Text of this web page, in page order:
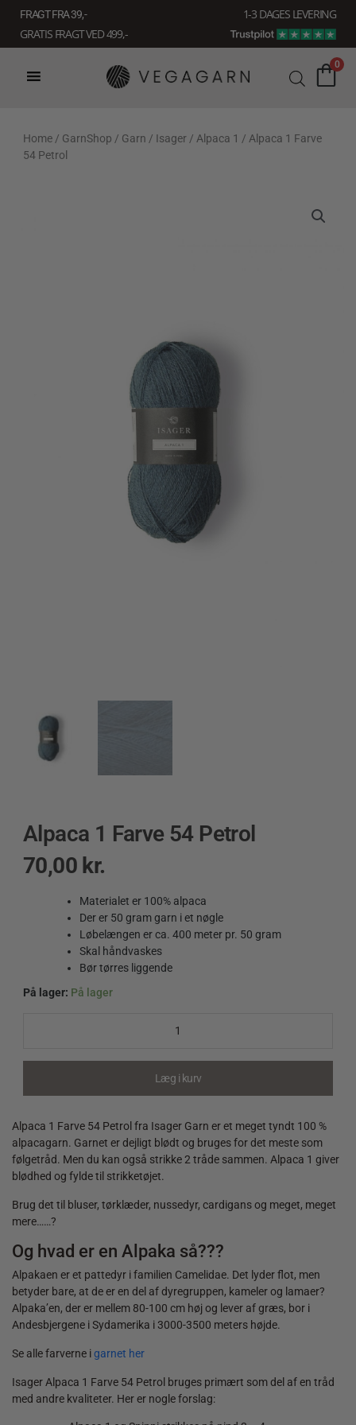
indholdet
FRAGT FRA 39, -
1-3 DAGES LEVERING
GRATIS FRAGT VED 499,-
0
Home / GarnShop / Garn / Isager / Alpaca 1 / Alpaca 1 Farve
54 Petrol
Alpaca 1 Farve 54 Petrol
70,00 kr.
Materialet er 100% alpaca
Der er 50 gram garn i et nøgle
Løbelængen er ca. 400 meter pr. 50 gram
Skal håndvaskes
Bør tørres liggende
På lager: På lager
Alpaca
Læg i kurv
Alpaca 1 Farve 54 Petrol fra Isager Garn er et meget tyndt 100 %
alpacagarn. Garnet er dejligt blødt og bruges for det meste som
følgetråd. Men du kan også strikke 2 tråde sammen. Alpaca 1 giver
blødhed og fylde til strikketøjet.
Brug det til bluser, tørklæder, nussedyr, cardigans og meget, meget
mere……?
Og hvad er en Alpaka så???
Alpakaen er et pattedyr i familien Camelidae. Det lyder flot, men
betyder bare, at de er en del af dyregruppen, kameler og lamaer?
Alpaka’en, der er mellem 80-100 cm høj og lever af græs, bor i
Andesbjergene i Sydamerika i 3000-3500 meters højde.
Se alle farverne igarnet her
Isager Alpaca 1 Farve 54 Petrol bruges primært som del af en tråd
med andre kvaliteter. Her er nogle forslag: